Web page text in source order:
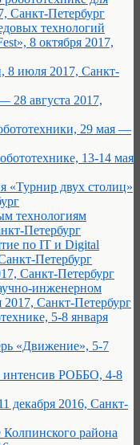
Санкт-Петербург
технологий
8 октября 2017,
8 июля 2017, Санкт-
28 августа 2017,
29 мая —
13-14 мая
«Турнир двух столиц»
технологиям
Петербург
по IT и Digital
Петербург
Санкт-Петербург
инженерном
Санкт-Петербург
5-8 января
«Движение», 5-7
интенсив РОББО, 4-8
декабря 2016, Санкт-
района